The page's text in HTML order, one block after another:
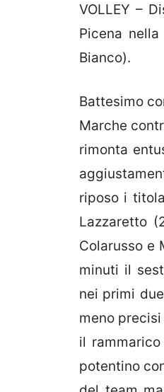
VOLLEY –
Picena
Bianco).
Battesimo
Marche
rimonta
riposo i
Lazzaretto
Colarusso e
minuti il
nei primi
meno
il
potentino